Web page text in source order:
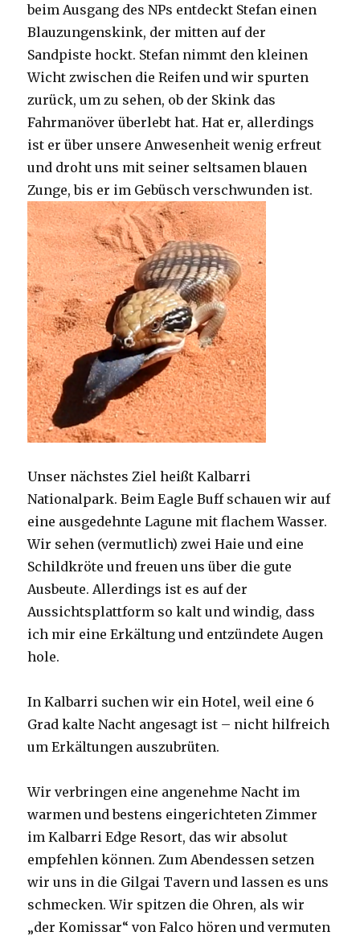
beim Ausgang des NPs entdeckt Stefan einen
Blauzungenskink, der mitten auf der
Sandpiste hockt. Stefan nimmt den kleinen
Wicht zwischen die Reifen und wir spurten
zurück, um zu sehen, ob der Skink das
Fahrmanöver überlebt hat. Hat er, allerdings
ist er über unsere Anwesenheit wenig erfreut
und droht uns mit seiner seltsamen blauen
Zunge, bis er im Gebüsch verschwunden ist.
Unser nächstes Ziel heißt Kalbarri
Nationalpark. Beim Eagle Buff schauen wir auf
eine ausgedehnte Lagune mit flachem Wasser.
Wir sehen (vermutlich) zwei Haie und eine
Schildkröte und freuen uns über die gute
Ausbeute. Allerdings ist es auf der
Aussichtsplattform so kalt und windig, dass
ich mir eine Erkältung und entzündete Augen
hole.
In Kalbarri suchen wir ein Hotel, weil eine 6
Grad kalte Nacht angesagt ist – nicht hilfreich
um Erkältungen auszubrüten.
Wir verbringen eine angenehme Nacht im
warmen und bestens eingerichteten Zimmer
im Kalbarri Edge Resort, das wir absolut
empfehlen können. Zum Abendessen setzen
wir uns in die Gilgai Tavern und lassen es uns
schmecken. Wir spitzen die Ohren, als wir
„der Komissar“ von Falco hören und vermuten